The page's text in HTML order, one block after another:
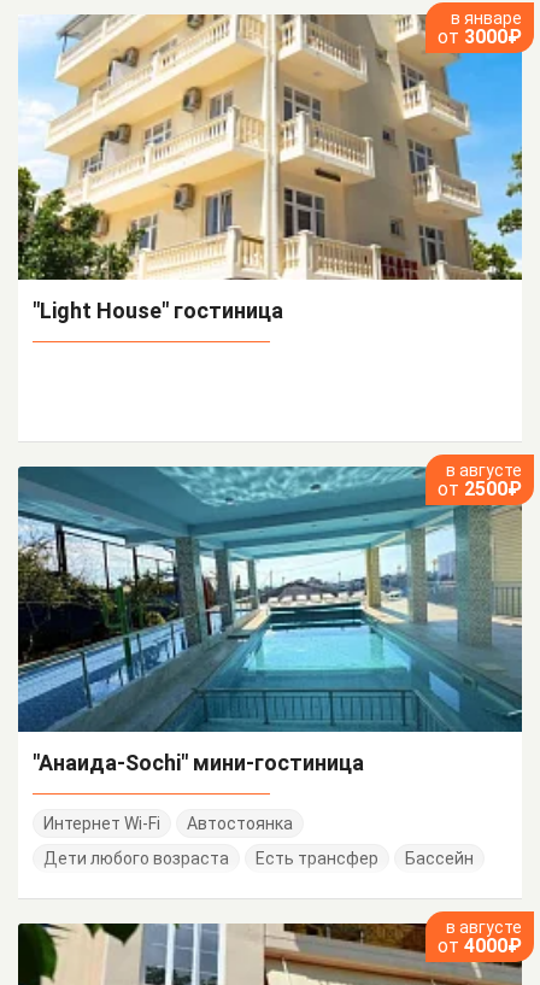
в январе
от 3000₽
"Light House" гостиница
в августе
от 2500₽
"Анаида-Sochi" мини-гостиница
Интернет Wi-Fi
Автостоянка
Дети любого возраста
Есть трансфер Бассейн
в августе
от 4000₽